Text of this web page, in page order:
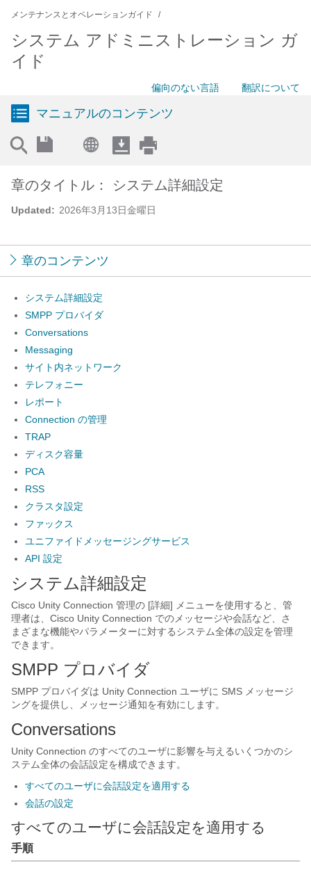
メンテナンスとオペレーションガイド
システム アドミニストレーション ガ
イド
偏向のない言語 翻訳について
マニュアルのコンテンツ
Updated: 2026年3月13日金曜日
章のタイトル： システム詳細設定
章のコンテンツ
システム詳細設定
SMPP プロバイダ
Conversations
Messaging
サイト内ネットワーク
テレフォニー
レポート
Connection の管理
TRAP
ディスク容量
PCA
RSS
クラスタ設定
ファックス
ユニファイドメッセージングサービス
API 設定
システム詳細設定
Cisco Unity Connection 管理の [詳細] メニューを使用すると、管
理者は、Cisco Unity Connection でのメッセージや会話など、さ
まざまな機能やパラメーターに対するシステム全体の設定を管理
できます。
SMPP プロバイダ
SMPP プロバイダは Unity Connection ユーザに SMS メッセージ
ングを提供し、メッセージ通知を有効にします。
Conversations
Unity Connection のすべてのユーザに影響を与えるいくつかのシ
ステム全体の会話設定を構成できます。
すべてのユーザに会話設定を適用する
会話の設定
すべてのユーザに会話設定を適用する
手順